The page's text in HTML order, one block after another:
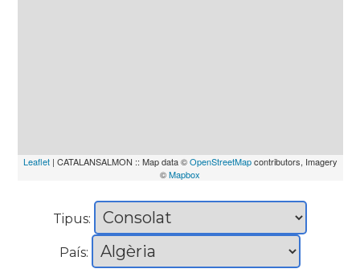
Leaflet| CATALANSALMON :: Map data ©OpenStreetMapcontributors, Imagery
©Mapbox
Tipus:
País: